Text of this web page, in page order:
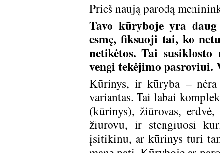
Prieš naują parodą
Tavo kūryboje yra
esmę, fiksuoji tai, ko
netikėtos. Tai
vengi tekėjimo pasroviui.
Kūrinys, ir kūryba –
variantas. Tai labai
(kūrinys), žiūrovas,
žiūrovu, ir stengiuosi
įsitikinu, ar kūrinys turi